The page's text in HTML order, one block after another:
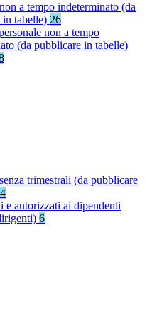
a tempo indeterminato (da
in tabelle) 26
non a tempo
(da pubblicare in tabelle)
trimestrali (da pubblicare
4
e autorizzati ai dipendenti
6